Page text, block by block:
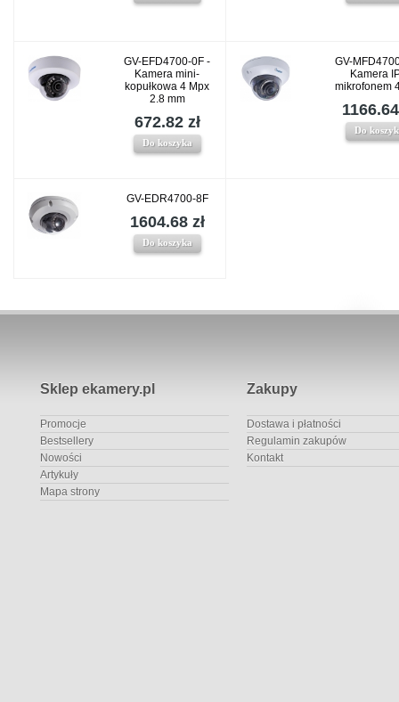
GV-EFD4700-0F -
Kamera mini-
kopułkowa 4 Mpx
2.8 mm
672.82 zł
Do koszyka
GV-
Kamera
mikrofonem
Do
GV-EDR4700-8F
1604.68 zł
Do koszyka
Sklep ekamery.pl
Promocje
Bestsellery
Nowości
Artykuły
Mapa strony
Zakupy
Dostawa i płatności
Regulamin zakupów
Kontakt